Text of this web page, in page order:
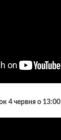
4 червня о 13:00